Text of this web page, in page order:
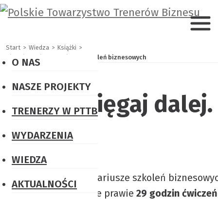
O NAS
skrócie
Misja
Wizja
Władze
NASZE PROJEKTY
trenerska
PRK6
Konkursy
dla
TRENERZY W PTTB
WYDARZENIA
WIEDZA
AKTUALNOŚCI
Start Wiedza
Książki
Sięgaj dalej. Scenariusze szkoleń biznesowych
Sięgaj
,,„Sięgaj dalej. Scenariusze szkoleń
ćwiczeń.To w sumie prawie 29 godzin ćwiczeń